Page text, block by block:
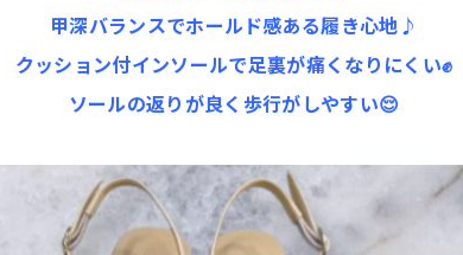
甲深バランスでホールド感ある履き心地♪
クッション付インソールで足裏が痛くなりにくい✊️
ソールの返りが良く歩行がしやすい😌